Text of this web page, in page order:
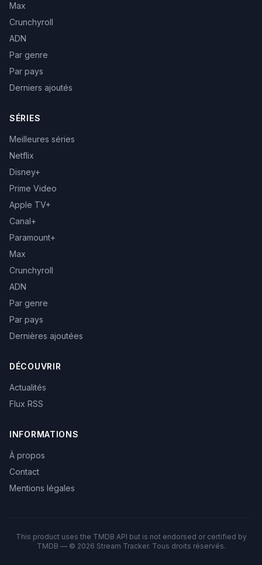
Max
Crunchyroll
ADN
Par genre
Par pays
Derniers ajoutés
SÉRIES
Meilleures séries
Netflix
Disney+
Prime Video
Apple TV+
Canal+
Paramount+
Max
Crunchyroll
ADN
Par genre
Par pays
Dernières ajoutées
DÉCOUVRIR
Actualités
Flux RSS
INFORMATIONS
À propos
Contact
Mentions légales
This product uses the TMDB API but is not endorsed or certified by
TMDB — © 2026 Stream Tracker. Tous droits réservés.